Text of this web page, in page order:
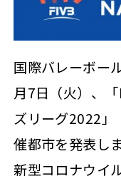
国際バレーボー
月7日（火）、
ズリーグ2022」
催都市を発表し
新型コロナウイ